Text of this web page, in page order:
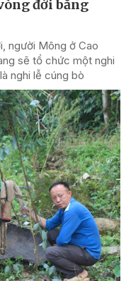
đời bằng
người Mông ở Cao
sẽ tổ chức một nghi
nghi lễ cúng bò